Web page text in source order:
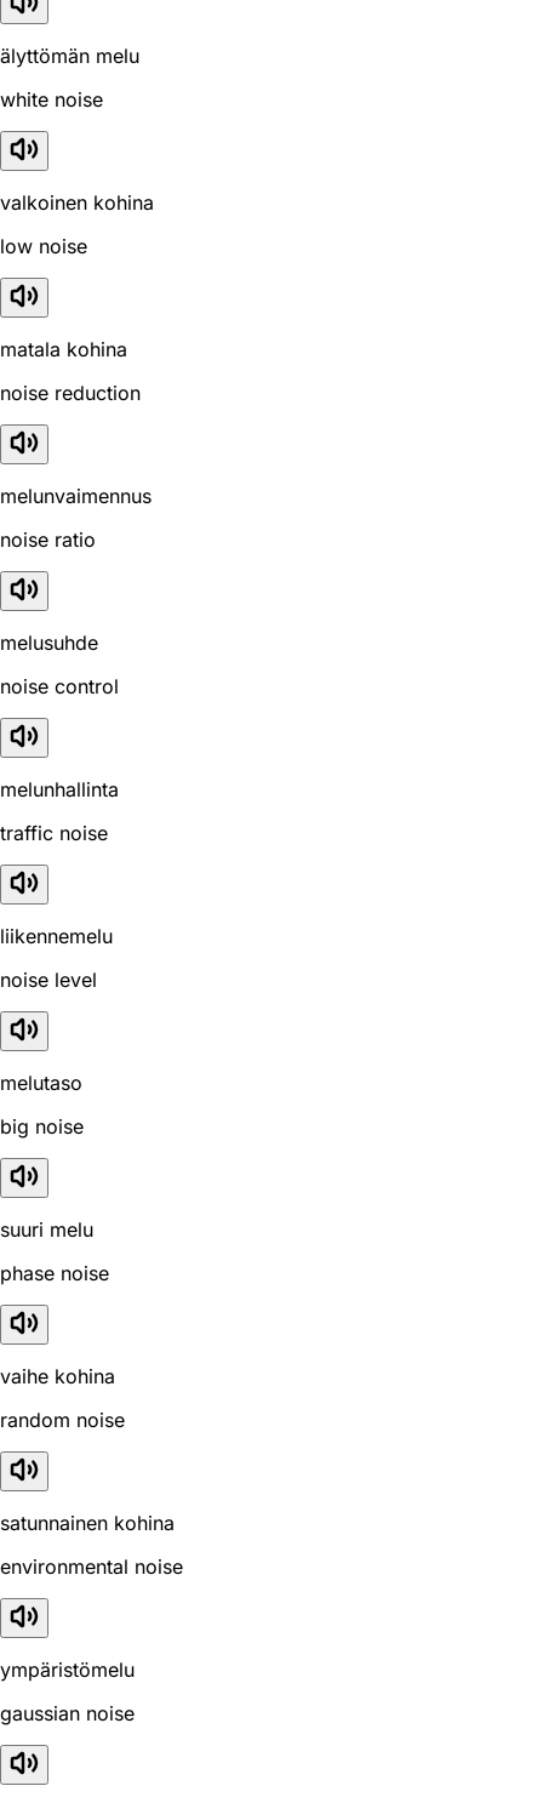
älyttömän melu
white noise
valkoinen kohina
low noise
matala kohina
noise reduction
melunvaimennus
noise ratio
melusuhde
noise control
melunhallinta
traffic noise
liikennemelu
noise level
melutaso
big noise
suuri melu
phase noise
vaihe kohina
random noise
satunnainen kohina
environmental noise
ympäristömelu
gaussian noise